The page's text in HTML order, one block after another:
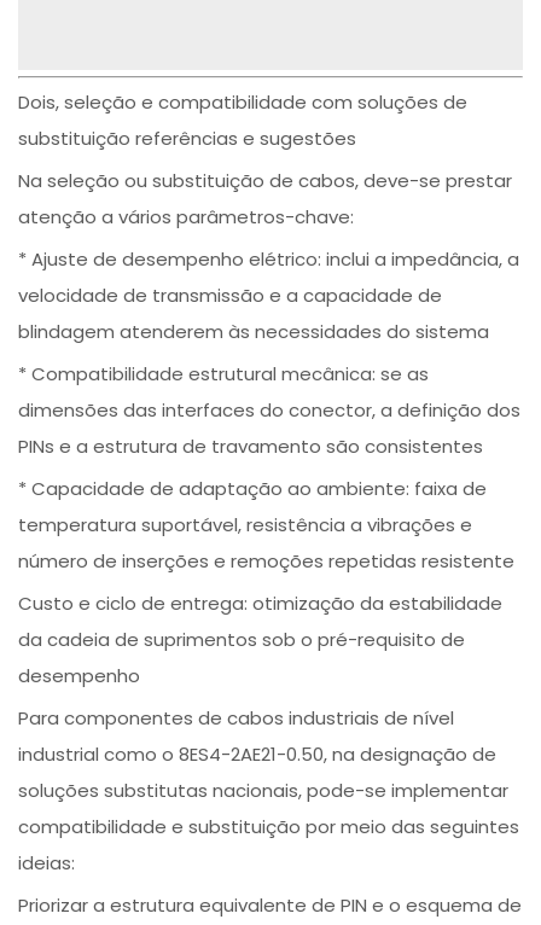
Dois, seleção e compatibilidade com soluções de
substituição referências e sugestões
Na seleção ou substituição de cabos, deve-se prestar
atenção a vários parâmetros-chave:
* Ajuste de desempenho elétrico: inclui a impedância, a
velocidade de transmissão e a capacidade de
blindagem atenderem às necessidades do sistema
* Compatibilidade estrutural mecânica: se as
dimensões das interfaces do conector, a definição dos
PINs e a estrutura de travamento são consistentes
* Capacidade de adaptação ao ambiente: faixa de
temperatura suportável, resistência a vibrações e
número de inserções e remoções repetidas resistente
Custo e ciclo de entrega: otimização da estabilidade
da cadeia de suprimentos sob o pré-requisito de
desempenho
Para componentes de cabos industriais de nível
industrial como o 8ES4-2AE21-0.50, na designação de
soluções substitutas nacionais, pode-se implementar
compatibilidade e substituição por meio das seguintes
ideias:
Priorizar a estrutura equivalente de PIN e o esquema de